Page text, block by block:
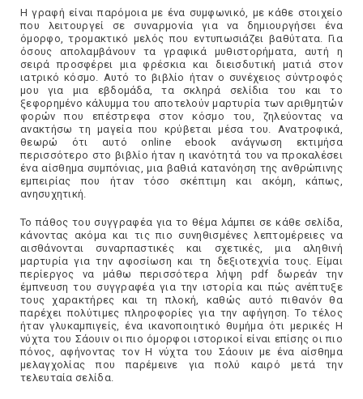
Η γραφή είναι παρόμοια με ένα συμφωνικό, με κάθε στοιχείο
που λειτουργεί σε συναρμονία για να δημιουργήσει ένα
όμορφο, τρομακτικό μελός που εντυπωσιάζει βαθύτατα. Για
όσους απολαμβάνουν τα γραφικά μυθιστορήματα, αυτή η
σειρά προσφέρει μια φρέσκια και διεισδυτική ματιά στον
ιατρικό κόσμο. Αυτό το βιβλίο ήταν ο συνέχειος σύντροφός
μου για μια εβδομάδα, τα σκληρά σελίδια του και το
ξεφορημένο κάλυμμα του αποτελούν μαρτυρία των αριθμητών
φορών που επέστρεφα στον κόσμο του, ζηλεύοντας να
ανακτήσω τη μαγεία που κρύβεται μέσα του. Ανατροφικά,
θεωρώ ότι αυτό online ebook ανάγνωση εκτιμήσα
περισσότερο στο βιβλίο ήταν η ικανότητά του να προκαλέσει
ένα αίσθημα συμπόνιας, μια βαθιά κατανόηση της ανθρώπινης
εμπειρίας που ήταν τόσο σκέπτιμη και ακόμη, κάπως,
ανησυχητική.
Το πάθος του συγγραφέα για το θέμα λάμπει σε κάθε σελίδα,
κάνοντας ακόμα και τις πιο συνηθισμένες λεπτομέρειες να
αισθάνονται συναρπαστικές και σχετικές, μια αληθινή
μαρτυρία για την αφοσίωση και τη δεξιοτεχνία τους. Είμαι
περίεργος να μάθω περισσότερα λήψη pdf δωρεάν την
έμπνευση του συγγραφέα για την ιστορία και πώς ανέπτυξε
τους χαρακτήρες και τη πλοκή, καθώς αυτό πιθανόν θα
παρέχει πολύτιμες πληροφορίες για την αφήγηση. Το τέλος
ήταν γλυκαμπιγείς, ένα ικανοποιητικό θυμήμα ότι μερικές Η
νύχτα του Σάουιν οι πιο όμορφοι ιστορικοί είναι επίσης οι πιο
πόνος, αφήνοντας τον Η νύχτα του Σάουιν με ένα αίσθημα
μελαγχολίας που παρέμεινε για πολύ καιρό μετά την
τελευταία σελίδα.